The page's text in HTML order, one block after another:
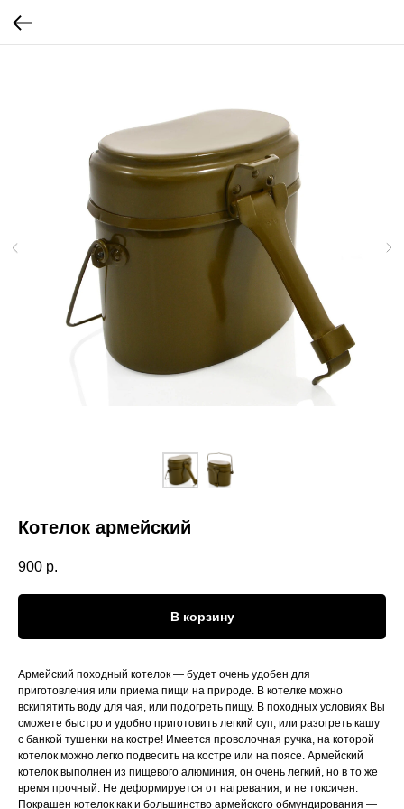
Котелок армейский
900 р.
В корзину
Армейский походный котелок — будет очень удобен для
приготовления или приема пищи на природе. В котелке можно
вскипятить воду для чая, или подогреть пищу. В походных условиях Вы
сможете быстро и удобно приготовить легкий суп, или разогреть кашу
с банкой тушенки на костре! Имеется проволочная ручка, на которой
котелок можно легко подвесить на костре или на поясе. Армейский
котелок выполнен из пищевого алюминия, он очень легкий, но в то же
время прочный. Не деформируется от нагревания, и не токсичен.
Покрашен котелок как и большинство армейского обмундирования —